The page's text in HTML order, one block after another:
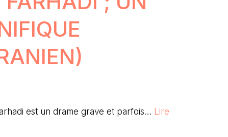
est un drame grave et parfois… Lire